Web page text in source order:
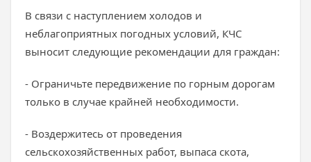
В связи с наступлением холодов и
неблагоприятных погодных условий, КЧС
выносит следующие рекомендации для граждан:
- Ограничьте передвижение по горным дорогам
только в случае крайней необходимости.
- Воздержитесь от проведения
сельскохозяйственных работ, выпаса скота,